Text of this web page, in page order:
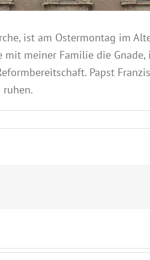
ist am Ostermontag im
meiner Familie die
Papst